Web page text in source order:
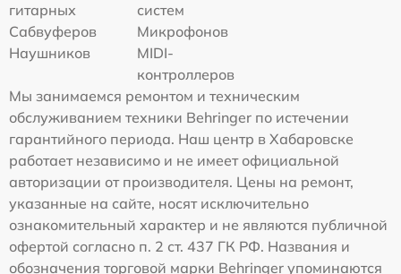
гитарных
систем
Сабвуферов
Микрофонов
Наушников
MIDI-
контроллеров
Мы занимаемся ремонтом и техническим
обслуживанием техники Behringer по истечении
гарантийного периода. Наш центр в Хабаровске
работает независимо и не имеет официальной
авторизации от производителя. Цены на ремонт,
указанные на сайте, носят исключительно
ознакомительный характер и не являются публичной
офертой согласно п. 2 ст. 437 ГК РФ. Названия и
обозначения торговой марки Behringer упоминаются